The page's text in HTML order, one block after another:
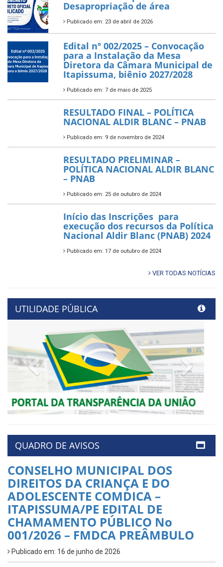
Desapropriação de área
Publicado em: 23 de abril de 2026
Edital nº 002/2025 – Convocação
para a Instalação da Mesa
Diretora da Câmara Municipal de
Itapissuma, biênio 2027/2028
Publicado em: 7 de maio de 2025
RESULTADO FINAL – POLÍTICA
NACIONAL ALDIR BLANC – PNAB
Publicado em: 9 de novembro de 2024
RESULTADO PRELIMINAR –
POLÍTICA NACIONAL ALDIR BLANC
– PNAB
Publicado em: 25 de outubro de 2024
Início das Inscrições para
execução dos recursos da Política
Nacional Aldir Blanc (PNAB) 2024
Publicado em: 17 de outubro de 2024
VER TODAS NOTÍCIAS
UTILIDADE PÚBLICA
Previous
QUADRO DE AVISOS
CONSELHO MUNICIPAL DOS
DIREITOS DA CRIANÇA E DO
ADOLESCENTE COMDICA –
ITAPISSUMA/PE EDITAL DE
CHAMAMENTO PÚBLICO No
001/2026 – FMDCA PREÂMBULO
Publicado em: 16 de junho de 2026